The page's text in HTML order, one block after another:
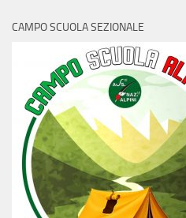
CAMPO SCUOLA SEZIONALE